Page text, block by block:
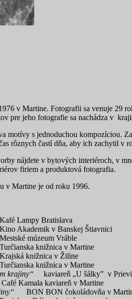
v Martine. Fotografii sa venuje 29
pre jeho fotografie sa nachádza v
motívy s jednoduchou kompozíciou.
rôznych častí dňa, aby ich zachytil v
nájdete v bytových interiéroch, v
firiem a produktová fotografia.
v Martine je od roku 1996.
Kafé Lampy Bratislava
Akademik v Banskej Štiavnici
múzeum Vráble
knižnica v Martine
knižnica v Žiline
knižnica v Martine
krajiny“ kaviareň „U šálky” v
Kamala kaviareň v Martine
BON BON čokoládovňa v